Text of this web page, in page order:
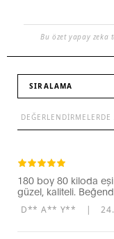
Bu özet yapay
SIRALAMA
180 boy 80 kiloda
güzel, kaliteli.
D** A** Y** |